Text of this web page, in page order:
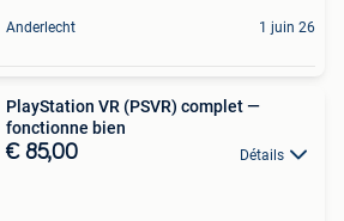
Anderlecht 1 juin 26
PlayStation VR (PSVR) complet —
fonctionne bien
€ 85,00 Détails